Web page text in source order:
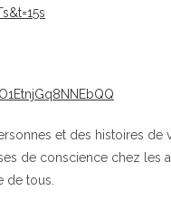
et des histoires
de conscience chez les
de tous.